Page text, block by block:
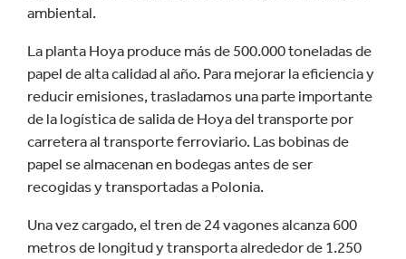
ambiental.
La planta Hoya produce más de 500.000 toneladas de
papel de alta calidad al año. Para mejorar la eficiencia y
reducir emisiones, trasladamos una parte importante
de la logística de salida de Hoya del transporte por
carretera al transporte ferroviario. Las bobinas de
papel se almacenan en bodegas antes de ser
recogidas y transportadas a Polonia.
Una vez cargado, el tren de 24 vagones alcanza 600
metros de longitud y transporta alrededor de 1.250